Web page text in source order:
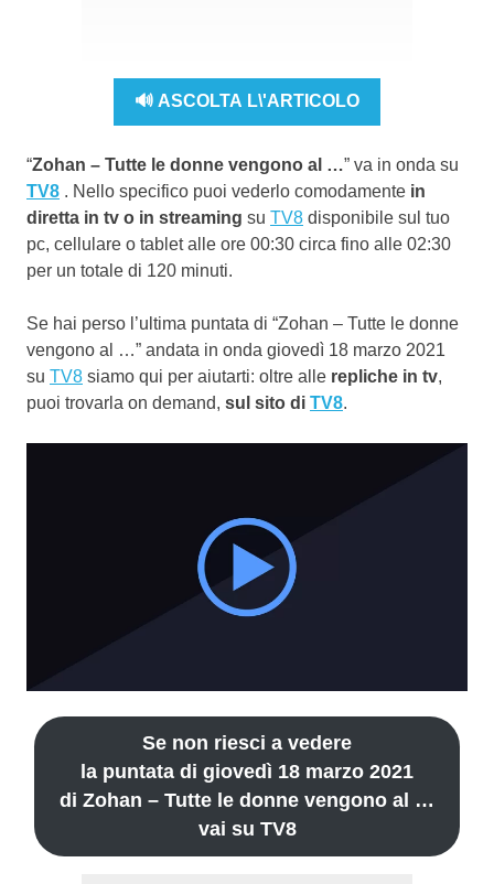
🔊 ASCOLTA L\'ARTICOLO
“Zohan – Tutte le donne vengono al …” va in onda su
TV8 . Nello specifico puoi vederlo comodamente in
diretta in tv o in streaming su TV8 disponibile sul tuo
pc, cellulare o tablet alle ore 00:30 circa fino alle 02:30
per un totale di 120 minuti.
Se hai perso l’ultima puntata di “Zohan – Tutte le donne
vengono al …” andata in onda giovedì 18 marzo 2021
su TV8 siamo qui per aiutarti: oltre alle repliche in tv,
puoi trovarla on demand, sul sito di TV8.
Se non riesci a vedere
la puntata di giovedì 18 marzo 2021
di Zohan – Tutte le donne vengono al …
vai su TV8